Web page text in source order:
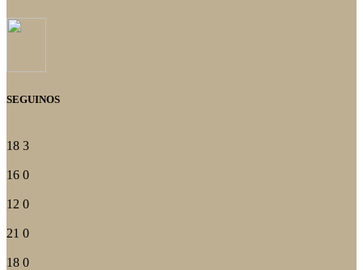
SEGUINOS
18 3
16 0
12 0
21 0
18 0